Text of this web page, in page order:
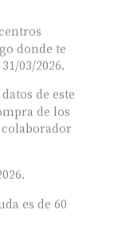
donde te
03/2026.
de este
de los
es de 60